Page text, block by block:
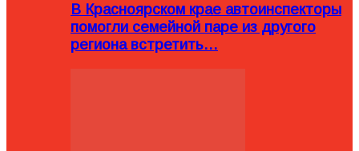
В Красноярском крае автоинспекторы
помогли семейной паре из другого
региона встретить…